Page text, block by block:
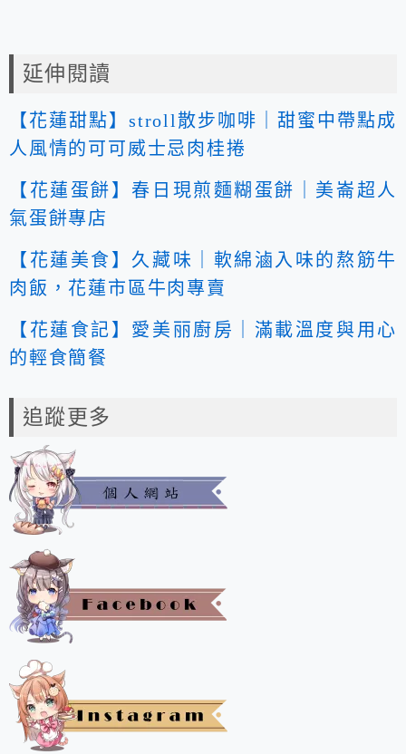
延伸閱讀
【花蓮甜點】stroll散步咖啡｜甜蜜中帶點成
人風情的可可威士忌肉桂捲
【花蓮蛋餅】春日現煎麵糊蛋餅｜美崙超人
氣蛋餅專店
【花蓮美食】久藏味｜軟綿滷入味的熬筋牛
肉飯，花蓮市區牛肉專賣
【花蓮食記】愛美丽廚房｜滿載溫度與用心
的輕食簡餐
追蹤更多